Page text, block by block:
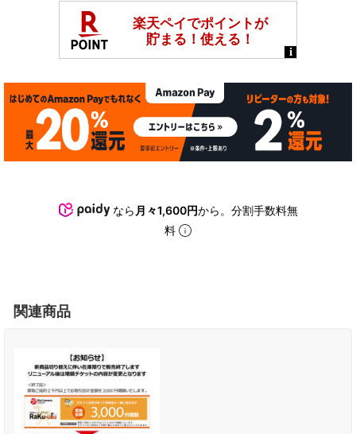
なら 月々1,600円から。分割手数料無
料
関連商品